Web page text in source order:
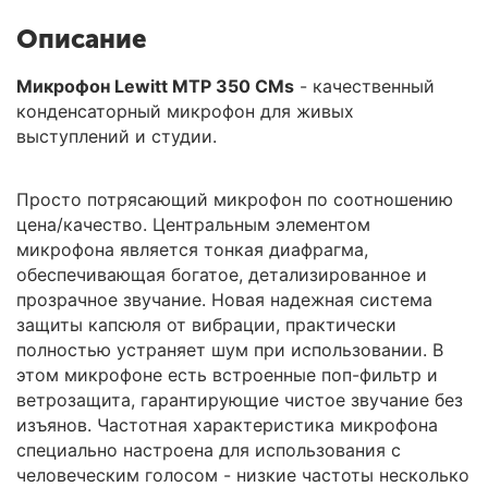
Описание
Микрофон Lewitt MTP 350 CMs - качественный
конденсаторный микрофон для живых
выступлений и студии.
Просто потрясающий микрофон по соотношению
цена/качество. Центральным элементом
микрофона является тонкая диафрагма,
обеспечивающая богатое, детализированное и
прозрачное звучание. Новая надежная система
защиты капсюля от вибрации, практически
полностью устраняет шум при использовании. В
этом микрофоне есть встроенные поп-фильтр и
ветрозащита, гарантирующие чистое звучание без
изъянов. Частотная характеристика микрофона
специально настроена для использования с
человеческим голосом - низкие частоты несколько